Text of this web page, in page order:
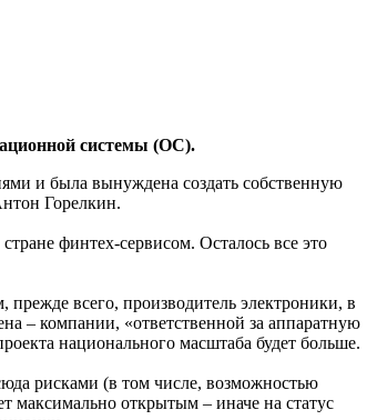
системы (ОС).
и была вынуждена создать собственную
Горелкин.
финтех-сервисом. Осталось все это
всего, производитель электроники, в
– компании, «ответственной за аппаратную
национального масштаба будет больше.
рисками (в том числе, возможностью
максимально открытым – иначе на статус